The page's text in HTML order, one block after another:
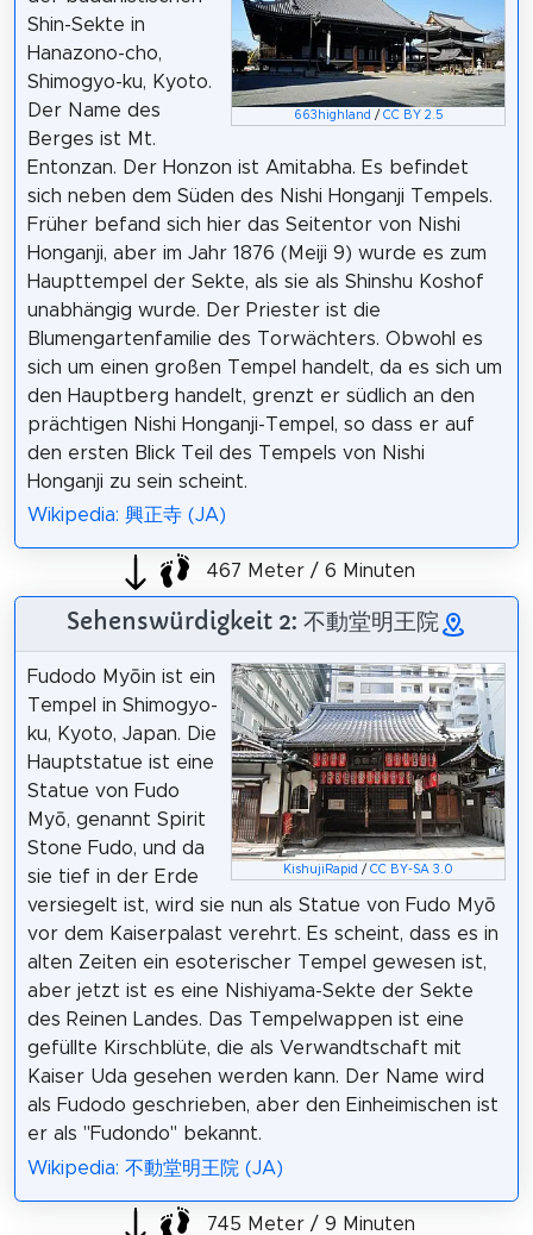
663highland / CC BY 2.5
Shin-Sekte in
Hanazono-cho,
Shimogyo-ku, Kyoto.
Der Name des
Berges ist Mt.
Entonzan. Der Honzon ist Amitabha. Es befindet
sich neben dem Süden des Nishi Honganji Tempels.
Früher befand sich hier das Seitentor von Nishi
Honganji, aber im Jahr 1876 (Meiji 9) wurde es zum
Haupttempel der Sekte, als sie als Shinshu Koshof
unabhängig wurde. Der Priester ist die
Blumengartenfamilie des Torwächters. Obwohl es
sich um einen großen Tempel handelt, da es sich um
den Hauptberg handelt, grenzt er südlich an den
prächtigen Nishi Honganji-Tempel, so dass er auf
den ersten Blick Teil des Tempels von Nishi
Honganji zu sein scheint.
Wikipedia: 興正寺 (JA)
467 Meter / 6 Minuten
Sehenswürdigkeit 2: 不動堂明王院
KishujiRapid /CC BY-SA 3.0
Fudodo Myōin ist ein
Tempel in Shimogyo-
ku, Kyoto, Japan. Die
Hauptstatue ist eine
Statue von Fudo
Myō, genannt Spirit
Stone Fudo, und da
sie tief in der Erde
versiegelt ist, wird sie nun als Statue von Fudo Myō
vor dem Kaiserpalast verehrt. Es scheint, dass es in
alten Zeiten ein esoterischer Tempel gewesen ist,
aber jetzt ist es eine Nishiyama-Sekte der Sekte
des Reinen Landes. Das Tempelwappen ist eine
gefüllte Kirschblüte, die als Verwandtschaft mit
Kaiser Uda gesehen werden kann. Der Name wird
als Fudodo geschrieben, aber den Einheimischen ist
er als "Fudondo" bekannt.
Wikipedia: 不動堂明王院 (JA)
745 Meter / 9 Minuten